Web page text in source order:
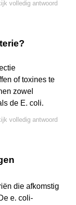
volledig antwoord
of toxines te
zowel
de E. coli.
volledig antwoord
die afkomstig
e. coli-